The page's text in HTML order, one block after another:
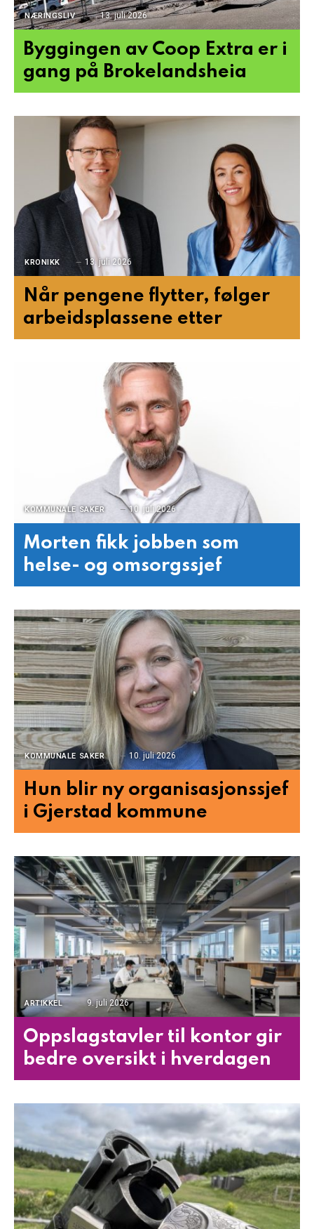
NÆRINGSLIV 13. juli 2026
Byggingen av Coop Extra er i
gang på Brokelandsheia
KRONIKK 13. juli 2026
Når pengene flytter, følger
arbeidsplassene etter
KOMMUNALE SAKER 10. juli 2026
Morten fikk jobben som
helse- og omsorgssjef
KOMMUNALE SAKER 10. juli 2026
Hun blir ny organisasjonssjef
i Gjerstad kommune
ARTIKKEL 9. juli 2026
Oppslagstavler til kontor gir
bedre oversikt i hverdagen